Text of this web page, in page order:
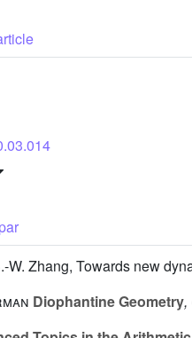
W. Zhang, Towards new
Diophantine Geometry,